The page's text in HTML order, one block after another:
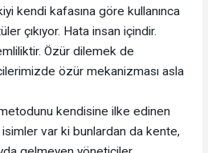
kendi kafasına göre kullanınca
çıkıyor. Hata insan içindir.
Özür dilemek de
özür mekanizması asla
metodunu kendisine ilke edinen
var ki bunlardan da kente,